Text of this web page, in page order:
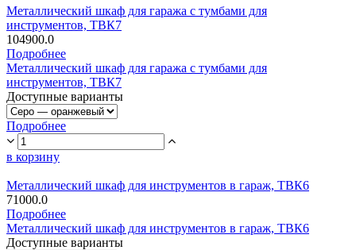
Металлический шкаф для гаража с тумбами для
инструментов, ТВК7
104900.0
Подробнее
Металлический шкаф для гаража с тумбами для
инструментов, ТВК7
Доступные варианты
Подробнее
в корзину
Металлический шкаф для инструментов в гараж, ТВК6
71000.0
Подробнее
Металлический шкаф для инструментов в гараж, ТВК6
Доступные варианты